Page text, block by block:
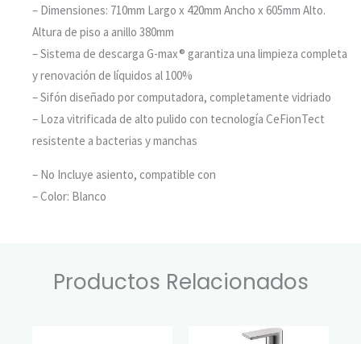
– Dimensiones: 710mm Largo x 420mm Ancho x 605mm Alto.
Altura de piso a anillo 380mm
– Sistema de descarga G-max® garantiza una limpieza completa
y renovación de líquidos al 100%
– Sifón diseñado por computadora, completamente vidriado
– Loza vitrificada de alto pulido con tecnología CeFionTect
resistente a bacterias y manchas
– No Incluye asiento, compatible con
– Color: Blanco
Productos Relacionados